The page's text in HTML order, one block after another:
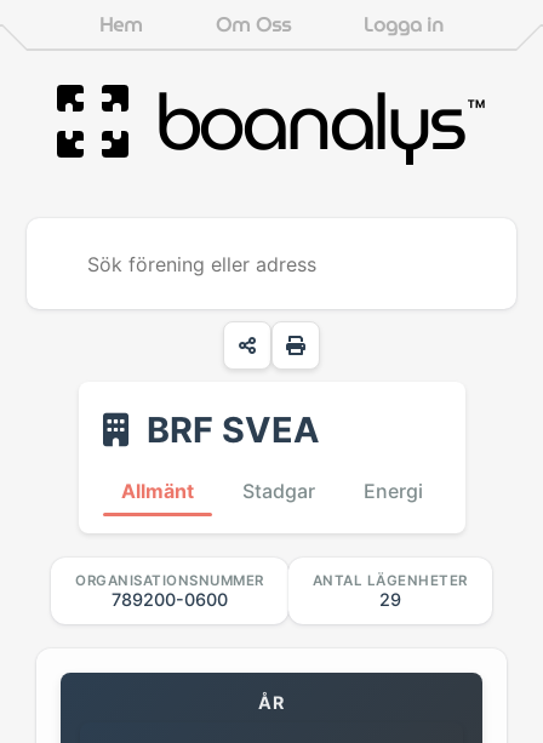
Hem Om Oss Logga in
boanalys™
BRF SVEA
Allmänt Stadgar Energi
ORGANISATIONSNUMMER
789200-0600
ANTAL LÄGENHETER
29
ÅR